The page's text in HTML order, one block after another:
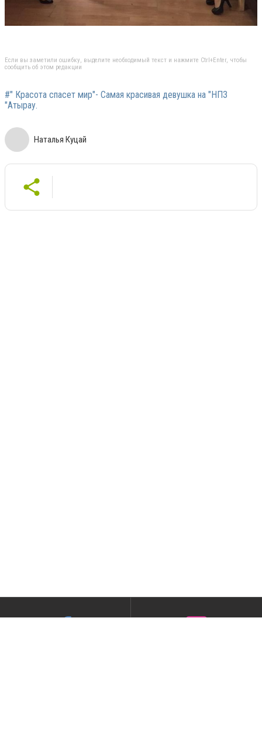
Если вы заметили ошибку, выделите необходимый текст и нажмите Ctrl+Enter, чтобы
сообщить об этом редакции
#" Красота спасет мир"- Самая красивая девушка на "НПЗ
"Атырау.
Наталья Куцай